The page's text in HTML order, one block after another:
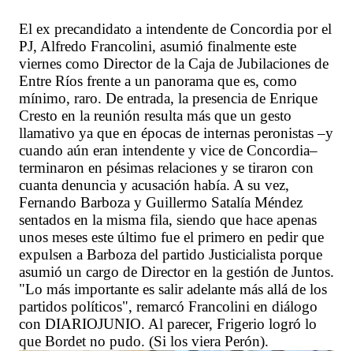
El ex precandidato a intendente de Concordia por el
PJ, Alfredo Francolini, asumió finalmente este
viernes como Director de la Caja de Jubilaciones de
Entre Ríos frente a un panorama que es, como
mínimo, raro. De entrada, la presencia de Enrique
Cresto en la reunión resulta más que un gesto
llamativo ya que en épocas de internas peronistas –y
cuando aún eran intendente y vice de Concordia–
terminaron en pésimas relaciones y se tiraron con
cuanta denuncia y acusación había. A su vez,
Fernando Barboza y Guillermo Satalía Méndez
sentados en la misma fila, siendo que hace apenas
unos meses este último fue el primero en pedir que
expulsen a Barboza del partido Justicialista porque
asumió un cargo de Director en la gestión de Juntos.
"Lo más importante es salir adelante más allá de los
partidos políticos", remarcó Francolini en diálogo
con DIARIOJUNIO. Al parecer, Frigerio logró lo
que Bordet no pudo. (Si los viera Perón).